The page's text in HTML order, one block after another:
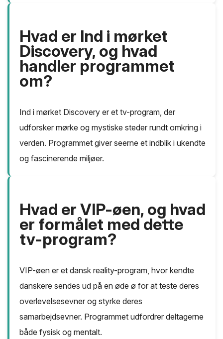
Hvad er Ind i mørket
Discovery, og hvad
handler programmet
om?
Ind i mørket Discovery er et tv-program, der
udforsker mørke og mystiske steder rundt omkring i
verden. Programmet giver seerne et indblik i ukendte
og fascinerende miljøer.
Hvad er VIP-øen, og hvad
er formålet med dette
tv-program?
VIP-øen er et dansk reality-program, hvor kendte
danskere sendes ud på en øde ø for at teste deres
overlevelsesevner og styrke deres
samarbejdsevner. Programmet udfordrer deltagerne
både fysisk og mentalt.